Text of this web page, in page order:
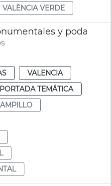
VALÈNCIA VERDE
y poda
VALENCIA
TEMÁTICA